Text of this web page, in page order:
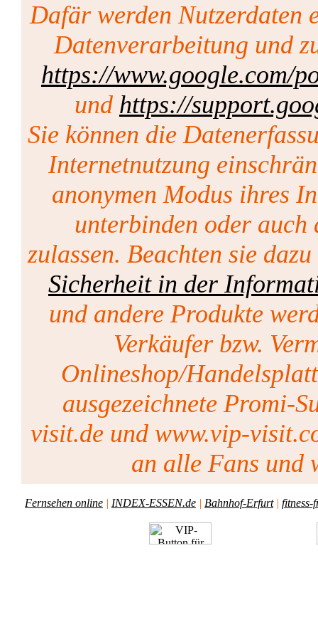
Dafär werden Nutzerdaten
Datenverarbeitung und
https://www.google.com/
und https://
Sie können die
Internetnutzung
anonymen Modus ihres
unterbinden oder auch
zulassen. Beachten sie
Sicherheit in der
und andere Produkte
Verkäufer bzw.
Onlineshop/
ausgezeichnete Promi-
visit.de und www.vip-
an alle Fans und
Fernsehen online | INDEX-ESSEN.de | Bahnhof-Erfurt| fitness-